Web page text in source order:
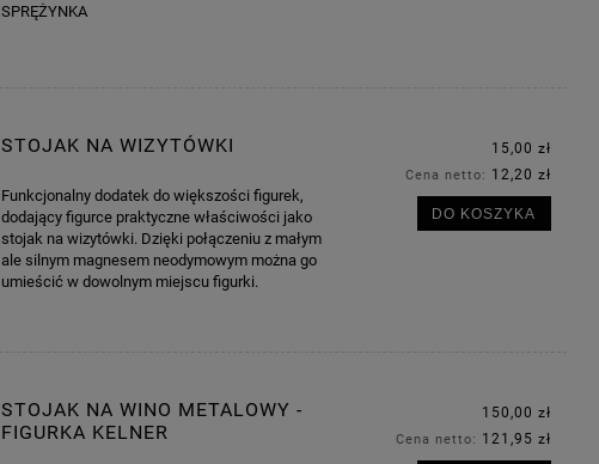
SPRĘŻYNKA
STOJAK NA WIZYTÓWKI
Funkcjonalny dodatek do większości figurek,
dodający figurce praktyczne właściwości jako
stojak na wizytówki. Dzięki połączeniu z małym
ale silnym magnesem neodymowym można go
umieścić w dowolnym miejscu figurki.
15,00 zł
Cena netto: 12,20 zł
DO KOSZYKA
STOJAK NA WINO METALOWY -
FIGURKA KELNER
150,00 zł
Cena netto: 121,95 zł